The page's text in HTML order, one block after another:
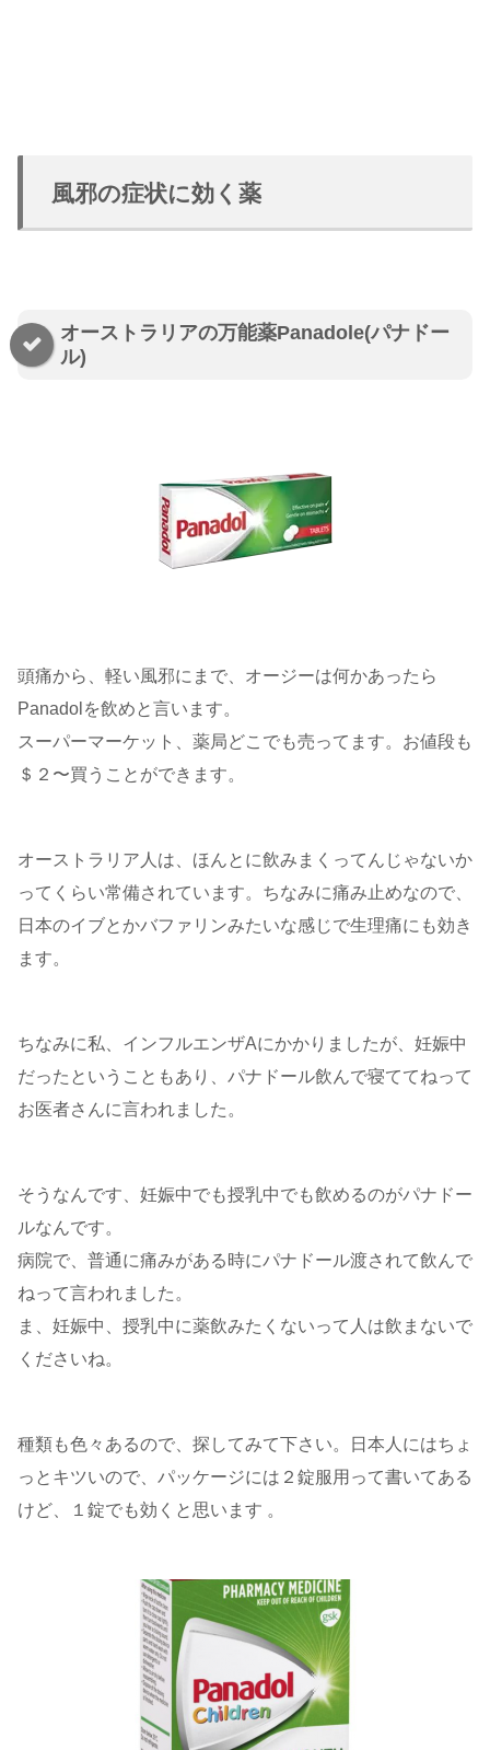
風邪の症状に効く薬
オーストラリアの万能薬Panadole(パナドー
ル)
頭痛から、軽い風邪にまで、オージーは何かあったら
Panadolを飲めと言います。
スーパーマーケット、薬局どこでも売ってます。お値段も
＄２〜買うことができます。
オーストラリア人は、ほんとに飲みまくってんじゃないか
ってくらい常備されています。ちなみに痛み止めなので、
日本のイブとかバファリンみたいな感じで生理痛にも効き
ます。
ちなみに私、インフルエンザAにかかりましたが、妊娠中
だったということもあり、パナドール飲んで寝ててねって
お医者さんに言われました。
そうなんです、妊娠中でも授乳中でも飲めるのがパナドー
ルなんです。
病院で、普通に痛みがある時にパナドール渡されて飲んで
ねって言われました。
ま、妊娠中、授乳中に薬飲みたくないって人は飲まないで
くださいね。
種類も色々あるので、探してみて下さい。日本人にはちょ
っとキツいので、パッケージには２錠服用って書いてある
けど、１錠でも効くと思います 。